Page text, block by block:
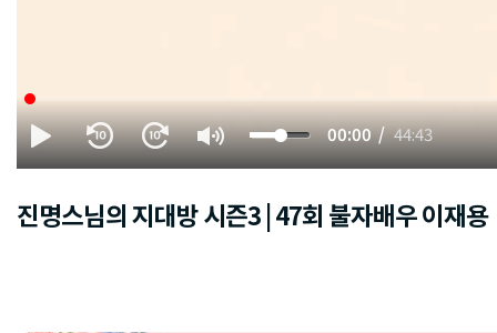
00:00 44:43
진명스님의 지대방 시즌3 | 47회 불자배우 이재용